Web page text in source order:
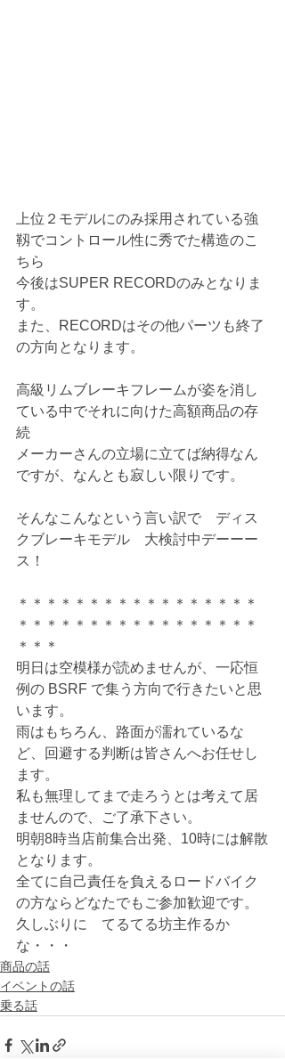
上位２モデルにのみ採用されている強
靱でコントロール性に秀でた構造のこ
ちら
今後はSUPER RECORDのみとなりま
す。
また、RECORDはその他パーツも終了
の方向となります。
高級リムブレーキフレームが姿を消し
ている中でそれに向けた高額商品の存
続
メーカーさんの立場に立てば納得なん
ですが、なんとも寂しい限りです。
そんなこんなという言い訳で　ディス
クブレーキモデル　大検討中デーーー
ス！
＊＊＊＊＊＊＊＊＊＊＊＊＊＊＊＊＊
＊＊＊＊＊＊＊＊＊＊＊＊＊＊＊＊＊
＊＊＊
明日は空模様が読めませんが、一応恒
例の BSRF で集う方向で行きたいと思
います。
雨はもちろん、路面が濡れているな
ど、回避する判断は皆さんへお任せし
ます。
私も無理してまで走ろうとは考えて居
ませんので、ご了承下さい。
明朝8時当店前集合出発、10時には解散
となります。
全てに自己責任を負えるロードバイク
の方ならどなたでもご参加歓迎です。
久しぶりに　てるてる坊主作るか
な・・・
商品の話
イベントの話
乗る話